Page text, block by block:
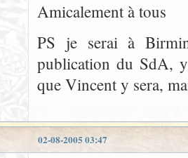
Amicalement à tous
PS je serai à
publication du SdA,
que Vincent y sera,
02-08-2005 03:47